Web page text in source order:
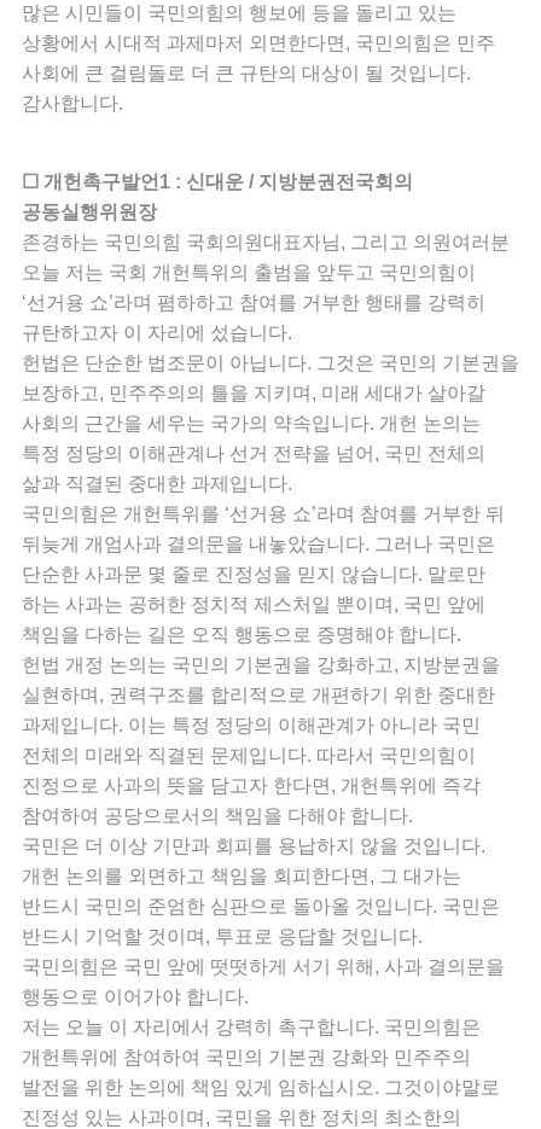
많은 시민들이 국민의힘의 행보에 등을 돌리고 있는
상황에서 시대적 과제마저 외면한다면, 국민의힘은 민주
사회에 큰 걸림돌로 더 큰 규탄의 대상이 될 것입니다.
감사합니다.
☐ 개헌촉구발언1 : 신대운 / 지방분권전국회의
공동실행위원장
존경하는 국민의힘 국회의원대표자님, 그리고 의원여러분
오늘 저는 국회 개헌특위의 출범을 앞두고 국민의힘이
‘선거용 쇼’라며 폄하하고 참여를 거부한 행태를 강력히
규탄하고자 이 자리에 섰습니다.
헌법은 단순한 법조문이 아닙니다. 그것은 국민의 기본권을
보장하고, 민주주의의 틀을 지키며, 미래 세대가 살아갈
사회의 근간을 세우는 국가의 약속입니다. 개헌 논의는
특정 정당의 이해관계나 선거 전략을 넘어, 국민 전체의
삶과 직결된 중대한 과제입니다.
국민의힘은 개헌특위를 ‘선거용 쇼’라며 참여를 거부한 뒤
뒤늦게 개엄사과 결의문을 내놓았습니다. 그러나 국민은
단순한 사과문 몇 줄로 진정성을 믿지 않습니다. 말로만
하는 사과는 공허한 정치적 제스처일 뿐이며, 국민 앞에
책임을 다하는 길은 오직 행동으로 증명해야 합니다.
헌법 개정 논의는 국민의 기본권을 강화하고, 지방분권을
실현하며, 권력구조를 합리적으로 개편하기 위한 중대한
과제입니다. 이는 특정 정당의 이해관계가 아니라 국민
전체의 미래와 직결된 문제입니다. 따라서 국민의힘이
진정으로 사과의 뜻을 담고자 한다면, 개헌특위에 즉각
참여하여 공당으로서의 책임을 다해야 합니다.
국민은 더 이상 기만과 회피를 용납하지 않을 것입니다.
개헌 논의를 외면하고 책임을 회피한다면, 그 대가는
반드시 국민의 준엄한 심판으로 돌아올 것입니다. 국민은
반드시 기억할 것이며, 투표로 응답할 것입니다.
국민의힘은 국민 앞에 떳떳하게 서기 위해, 사과 결의문을
행동으로 이어가야 합니다.
저는 오늘 이 자리에서 강력히 촉구합니다. 국민의힘은
개헌특위에 참여하여 국민의 기본권 강화와 민주주의
발전을 위한 논의에 책임 있게 임하십시오. 그것이야말로
진정성 있는 사과이며, 국민을 위한 정치의 최소한의